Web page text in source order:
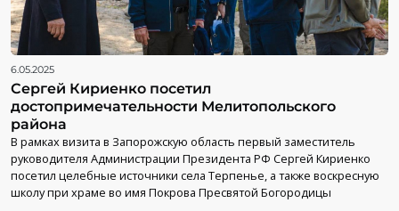
6.05.2025
Сергей Кириенко посетил
достопримечательности Мелитопольского
района
В рамках визита в Запорожскую область первый заместитель
руководителя Администрации Президента РФ Сергей Кириенко
посетил целебные источники села Терпенье, а также воскресную
школу при храме во имя Покрова Пресвятой Богородицы